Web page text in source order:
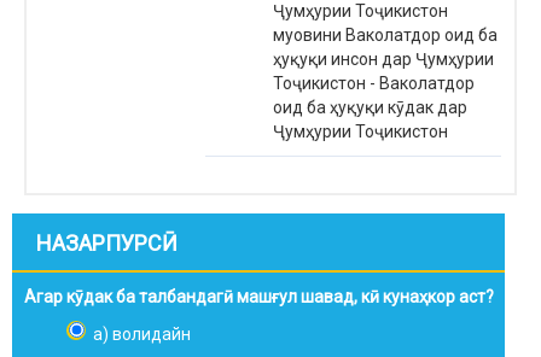
Ҷумҳурии Тоҷикистон
муовини Ваколатдор оид ба
ҳуқуқи инсон дар Ҷумҳурии
Тоҷикистон - Ваколатдор
оид ба ҳуқуқи кӯдак дар
Ҷумҳурии Тоҷикистон
НАЗАРПУРСӢ
Агар кӯдак ба талбандагӣ машғул шавад, кӣ кунаҳкор аст?
а) волидайн